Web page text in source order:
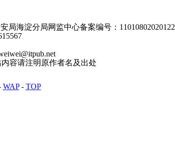
局海淀分局网监中心备案编号：11010802020122
容请注明原作者名及出处
WAP- TOP